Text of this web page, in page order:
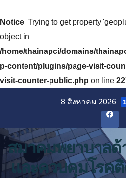
Notice: Trying to get property
object in
/home/thainapci/domains/
p-content/plugins/page-visit-
visit-counter-public.php on line
8 สิงหาคม 2026
สมาคมพยาบาลด้
และควบคุมโรค